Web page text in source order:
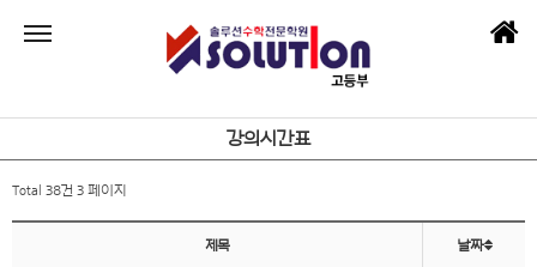
강의시간표
Total 38건 3 페이지
제목 날짜